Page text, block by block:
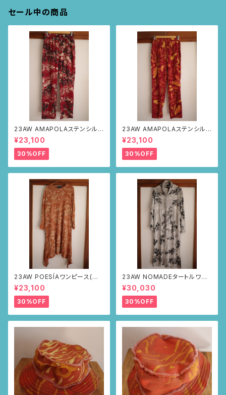
セール中の商品
23AW AMAPOLAステンシルパ
ンツ(ボルドー・サボテンの山道
柄)
¥23,100
30%OFF
23AW AMAPOLAステンシルパ
ンツ(ボルドー・リーフ柄)
¥23,100
30%OFF
23AW POESÍAワンピース(ブラ
ウン・サボテンの山道柄)
¥23,100
30%OFF
23AW NOMADEタートルワン
ピース(メランジグレー・サボテ
ンの山道柄)
¥30,030
30%OFF